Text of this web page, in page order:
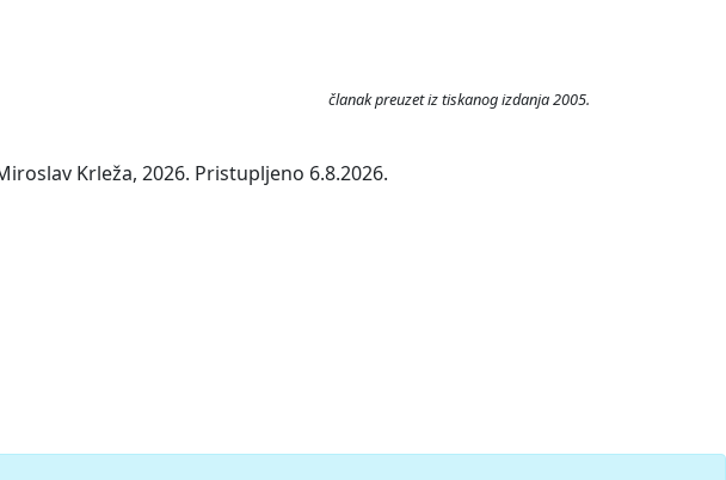
članak preuzet iz tiskanog izdanja 2005.
Krleža, 2026. Pristupljeno 6.8.2026.